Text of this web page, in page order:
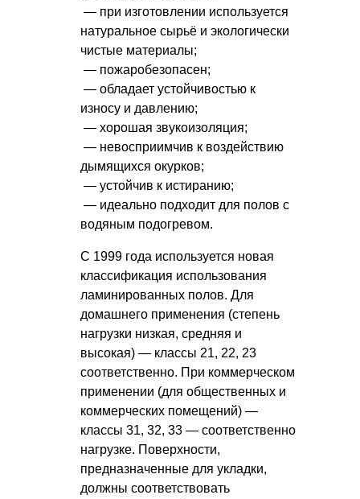
— при изготовлении используется
натуральное сырьё и экологически
чистые материалы;
— пожаробезопасен;
— обладает устойчивостью к
износу и давлению;
— хорошая звукоизоляция;
— невосприимчив к воздействию
дымящихся окурков;
— устойчив к истиранию;
— идеально подходит для полов с
водяным подогревом.
С 1999 года используется новая
классификация использования
ламинированных полов. Для
домашнего применения (степень
нагрузки низкая, средняя и
высокая) — классы 21, 22, 23
соответственно. При коммерческом
применении (для общественных и
коммерческих помещений) —
классы 31, 32, 33 — соответственно
нагрузке. Поверхности,
предназначенные для укладки,
должны соответствовать